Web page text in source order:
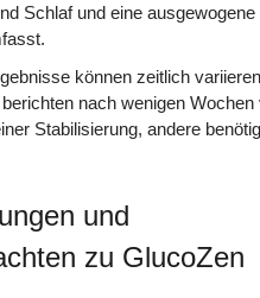
Schlaf und eine ausgewogene
können zeitlich
nach wenigen Wochen
Stabilisierung, andere
und
zu GlucoZen